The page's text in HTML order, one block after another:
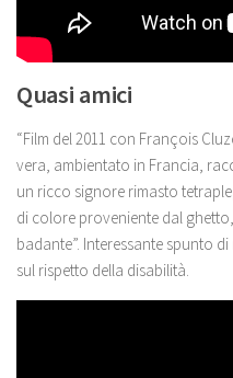
Quasi amici
“Film del 2011 con François
vera, ambientato in Francia,
un ricco signore rimasto
di colore proveniente dal
badante”. Interessante spunto
sul rispetto della disabilità.